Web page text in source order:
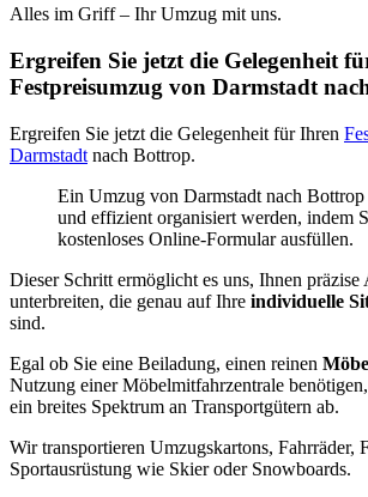
Alles im Griff – Ihr Umzug mit uns.
Ergreifen Sie jetzt die Gelegenheit
Festpreisumzug von Darmstadt
Ergreifen Sie jetzt die Gelegenheit für Ihren
Darmstadt nach Bottrop.
Ein Umzug von Darmstadt nach Bottrop
und effizient organisiert werden, indem
kostenloses Online-Formular ausfüllen.
Dieser Schritt ermöglicht es uns, Ihnen präzise
unterbreiten, die genau auf Ihre individuelle
sind.
Egal ob Sie eine Beiladung, einen reinen
Nutzung einer Möbelmitfahrzentrale
ein breites Spektrum an Transportgütern ab.
Wir transportieren Umzugskartons, Fahrräder,
Sportausrüstung wie Skier oder Snowboards.